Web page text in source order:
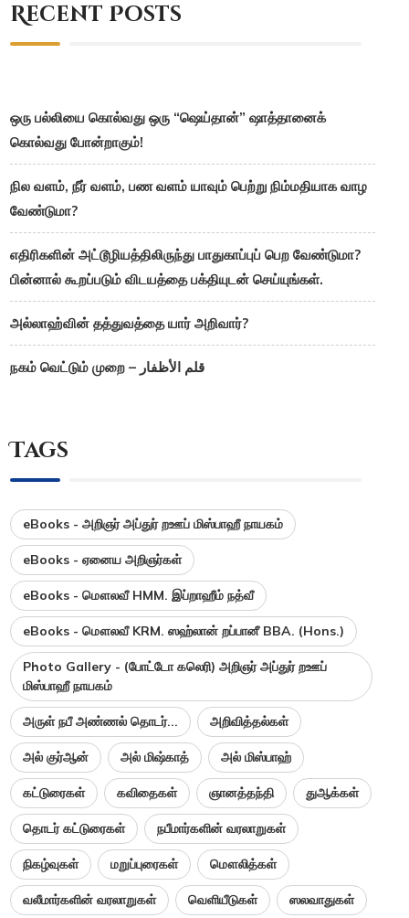
Recent Posts
ஒரு பல்லியை கொல்வது ஒரு “ஷெய்தான்” ஷாத்தானைக்
கொல்வது போன்றாகும்!
நில வளம், நீர் வளம், பண வளம் யாவும் பெற்று நிம்மதியாக வாழ
வேண்டுமா?
எதிரிகளின் அட்டூழியத்திலிருந்து பாதுகாப்புப் பெற வேண்டுமா?
பின்னால் கூறப்படும் விடயத்தை பக்தியுடன் செய்யுங்கள்.
அல்லாஹ்வின் தத்துவத்தை யார் அறிவார்?
நகம் வெட்டும் முறை – قلم الأظفار
Tags
eBooks - அறிஞர் அப்துர் றஊப் மிஸ்பாஹீ நாயகம்
eBooks - ஏனைய அறிஞர்கள்
eBooks - மௌலவீ HMM. இப்றாஹீம் நத்வீ
eBooks - மௌலவீ KRM. ஸஹ்லான் றப்பானீ BBA. (Hons.)
Photo Gallery - (போட்டோ கலெரி) அறிஞர் அப்துர் றஊப்
மிஸ்பாஹீ நாயகம்
அருள் நபீ அண்ணல் தொடர்... அறிவித்தல்கள்
அல் குர்ஆன் அல் மிஷ்காத் அல் மிஸ்பாஹ்
கட்டுரைகள் கவிதைகள் ஞானத்தந்தி துஆக்கள்
தொடர் கட்டுரைகள் நபீமார்களின் வரலாறுகள்
நிகழ்வுகள் மறுப்புரைகள் மௌலித்கள்
வலீமார்களின் வரலாறுகள் வெளியீடுகள் ஸலவாதுகள்